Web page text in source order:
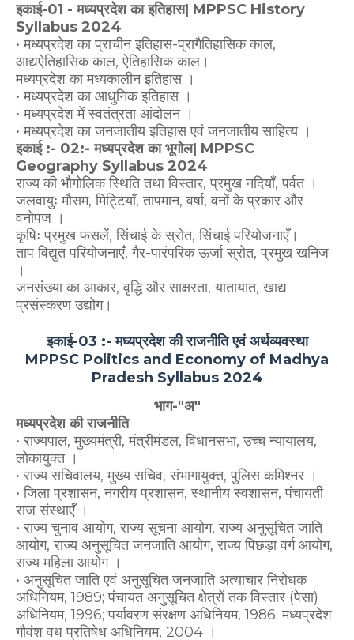
इकाई-01 - मध्यप्रदेश का इतिहास| MPPSC History
Syllabus 2024
• मध्यप्रदेश का प्राचीन इतिहास-प्रागैतिहासिक काल,
आद्यऐतिहासिक काल, ऐतिहासिक काल।
मध्यप्रदेश का मध्यकालीन इतिहास ।
• मध्यप्रदेश का आधुनिक इतिहास ।
• मध्यप्रदेश में स्वतंत्रता आंदोलन ।
• मध्यप्रदेश का जनजातीय इतिहास एवं जनजातीय साहित्य ।
इकाई :- 02:- मध्यप्रदेश का भूगोल| MPPSC
Geography Syllabus 2024
राज्य की भौगोलिक स्थिति तथा विस्तार, प्रमुख नदियाँ, पर्वत ।
जलवायुः मौसम, मिट्टियाँ, तापमान, वर्षा, वनों के प्रकार और
वनोपज ।
कृषिः प्रमुख फसलें, सिंचाई के स्रोत, सिंचाई परियोजनाएँ।
ताप विद्युत परियोजनाएँ, गैर-पारंपरिक ऊर्जा स्रोत, प्रमुख खनिज
।
जनसंख्या का आकार, वृद्धि और साक्षरता, यातायात, खाद्य
प्रसंस्करण उद्योग।
इकाई-03 :- मध्यप्रदेश की राजनीति एवं अर्थव्यवस्था
MPPSC Politics and Economy of Madhya
Pradesh Syllabus 2024
भाग-"अ"
मध्यप्रदेश की राजनीति
• राज्यपाल, मुख्यमंत्री, मंत्रीमंडल, विधानसभा, उच्च न्यायालय,
लोकायुक्त ।
• राज्य सचिवालय, मुख्य सचिव, संभागायुक्त, पुलिस कमिश्नर ।
• जिला प्रशासन, नगरीय प्रशासन, स्थानीय स्वशासन, पंचायती
राज संस्थाएँ ।
• राज्य चुनाव आयोग, राज्य सूचना आयोग, राज्य अनुसूचित जाति
आयोग, राज्य अनुसूचित जनजाति आयोग, राज्य पिछड़ा वर्ग आयोग,
राज्य महिला आयोग ।
• अनुसूचित जाति एवं अनुसूचित जनजाति अत्याचार निरोधक
अधिनियम, 1989; पंचायत अनुसूचित क्षेत्रों तक विस्तार (पेसा)
अधिनियम, 1996; पर्यावरण संरक्षण अधिनियम, 1986; मध्यप्रदेश
गौवंश वध प्रतिषेध अधिनियम, 2004 ।